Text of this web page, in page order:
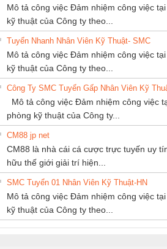
Toàn
Contact
– PSR-
2X1/1X2
sát chuỗi
pin
16I+
Bộ giám sát chuỗi
tấm pin
TRANSCLINIC 16I+
1K5 L (2433950000)
Bộ
điện TRANSCLINIC
BKE 1K5.4
(7791400879)2. Giá
Ty TNHH
Bị Điện Nam
Thịnh
CONG TY TNHH
TM-DV DAI DONG
THANH
TY TNHH
MẠI
ÂN VIỆT
THIẾT BỊ CÔNG
NGHIỆP NIHON
SETSUBI VIỆT
NAM
Mô tả công việc Đảm nhiệm công việc
kỹ thuật của Công ty theo...
Tuyển Nhanh Nhân Viên Kỹ Thuật- SMC
Mô tả công việc Đảm nhiệm công việc
kỹ thuật của Công ty theo...
Mô tả công việc Đảm nhiệm công việc
phòng kỹ thuật của Công ty...
CM88 jp net
CM88 là nhà cái cá cược trực tuyến uy
hữu thế giới giải trí hiện...
SMC Tuyển 01 Nhân Viên Kỹ Thuật-HN
Mô tả công việc Đảm nhiệm công việc
kỹ thuật của Công ty theo...